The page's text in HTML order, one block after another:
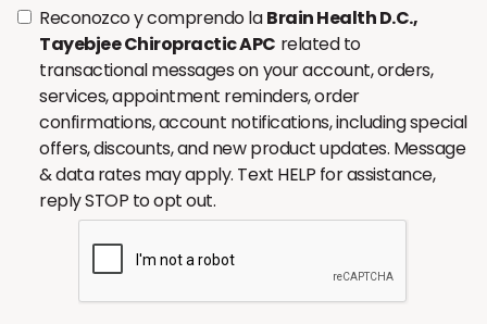
Reconozco y comprendo laBrain Health D.C.,
Tayebjee Chiropractic APC related to
transactional messages on your account, orders,
services, appointment reminders, order
confirmations, account notifications, including special
offers, discounts, and new product updates. Message
& data rates may apply. Text HELP for assistance,
reply STOP to opt out.